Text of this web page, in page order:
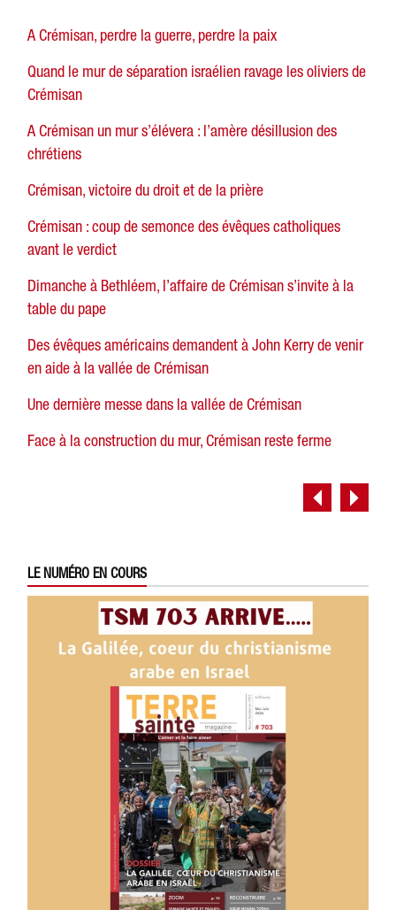
A Crémisan, perdre la guerre, perdre la paix
Quand le mur de séparation israélien ravage les oliviers de
Crémisan
A Crémisan un mur s’élévera : l’amère désillusion des
chrétiens
Crémisan, victoire du droit et de la prière
Crémisan : coup de semonce des évêques catholiques
avant le verdict
Dimanche à Bethléem, l’affaire de Crémisan s’invite à la
table du pape
Des évêques américains demandent à John Kerry de venir
en aide à la vallée de Crémisan
Une dernière messe dans la vallée de Crémisan
Face à la construction du mur, Crémisan reste ferme
LE NUMÉRO EN COURS